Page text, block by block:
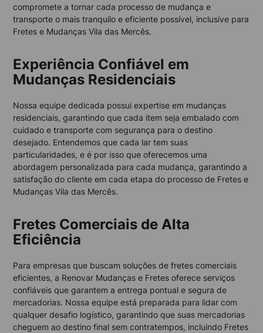
compromete a tornar cada processo de mudança e
transporte o mais tranquilo e eficiente possível, inclusive para
Fretes e Mudanças Vila das Mercês.
Experiência Confiável em
Mudanças Residenciais
Nossa equipe dedicada possui expertise em mudanças
residenciais, garantindo que cada item seja embalado com
cuidado e transporte com segurança para o destino
desejado. Entendemos que cada lar tem suas
particularidades, e é por isso que oferecemos uma
abordagem personalizada para cada mudança, garantindo a
satisfação do cliente em cada etapa do processo de Fretes e
Mudanças Vila das Mercês.
Fretes Comerciais de Alta
Eficiência
Para empresas que buscam soluções de fretes comerciais
eficientes, a Renovar Mudanças e Fretes oferece serviços
confiáveis que garantem a entrega pontual e segura de
mercadorias. Nossa equipe está preparada para lidar com
qualquer desafio logístico, garantindo que suas mercadorias
cheguem ao destino final sem contratempos, incluindo Fretes